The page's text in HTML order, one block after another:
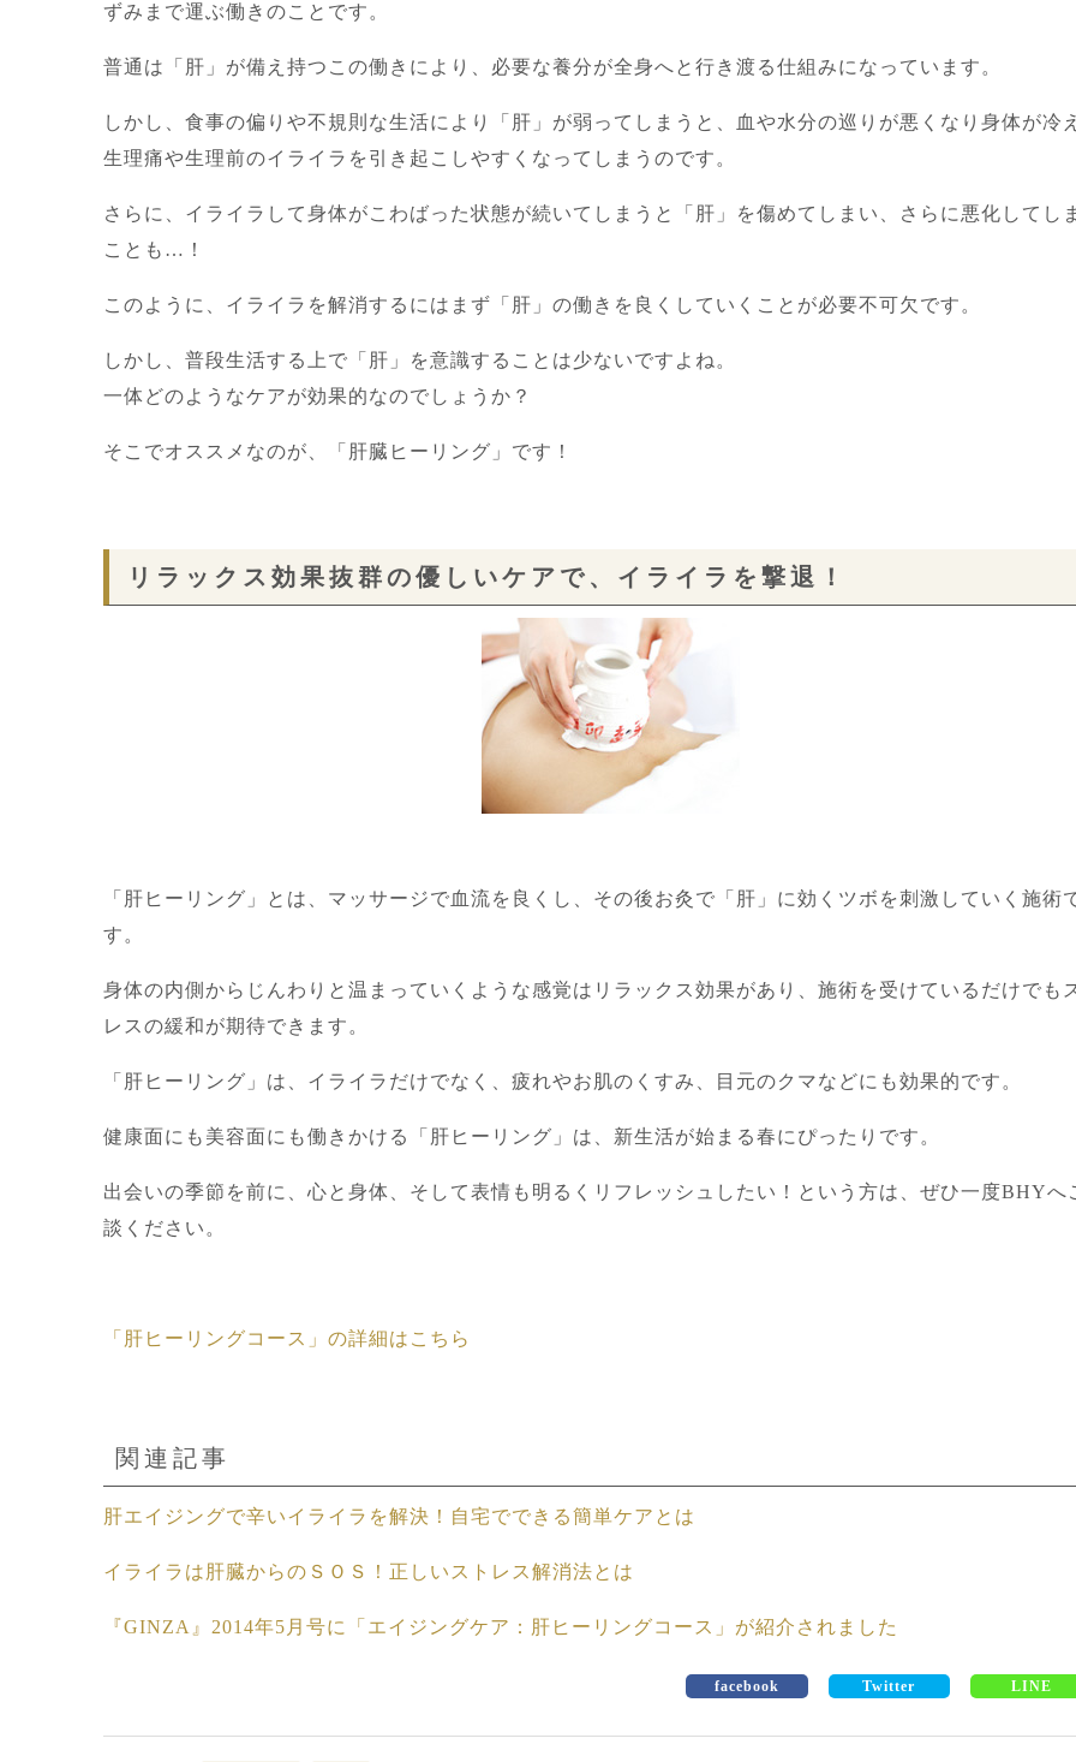
ずみまで運ぶ働きのことです。
普通は「肝」が備え持つこの働きにより、必要な養分が全身へと行き渡る仕組みになっています。
しかし、食事の偏りや不規則な生活により「肝」が弱ってしまうと、血や水分の巡りが悪くなり身体が冷
生理痛や生理前のイライラを引き起こしやすくなってしまうのです。
さらに、イライラして身体がこわばった状態が続いてしまうと「肝」を傷めてしまい、さらに悪化してし
ことも…！
このように、イライラを解消するにはまず「肝」の働きを良くしていくことが必要不可欠です。
しかし、普段生活する上で「肝」を意識することは少ないですよね。
一体どのようなケアが効果的なのでしょうか？
そこでオススメなのが、「肝臓ヒーリング」です！
リラックス効果抜群の優しいケアで、イライラを撃退！
「肝ヒーリング」とは、マッサージで血流を良くし、その後お灸で「肝」に効くツボを刺激していく施術
す。
身体の内側からじんわりと温まっていくような感覚はリラックス効果があり、施術を受けているだけでも
レスの緩和が期待できます。
「肝ヒーリング」は、イライラだけでなく、疲れやお肌のくすみ、目元のクマなどにも効果的です。
健康面にも美容面にも働きかける「肝ヒーリング」は、新生活が始まる春にぴったりです。
出会いの季節を前に、心と身体、そして表情も明るくリフレッシュしたい！という方は、ぜひ一度BHYへ
談ください。
「肝ヒーリングコース」の詳細はこちら
関連記事
肝エイジングで辛いイライラを解決！自宅でできる簡単ケアとは
イライラは肝臓からのＳＯＳ！正しいストレス解消法とは
『GINZA』2014年5月号に「エイジングケア：肝ヒーリングコース」が紹介されました
facebook Twitter LINE